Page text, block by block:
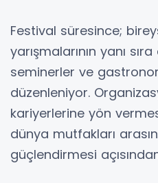
Festival süresince;
yarışmalarının yanı
seminerler ve
düzenleniyor.
kariyerlerine yön
dünya mutfakları
güçlendirmesi